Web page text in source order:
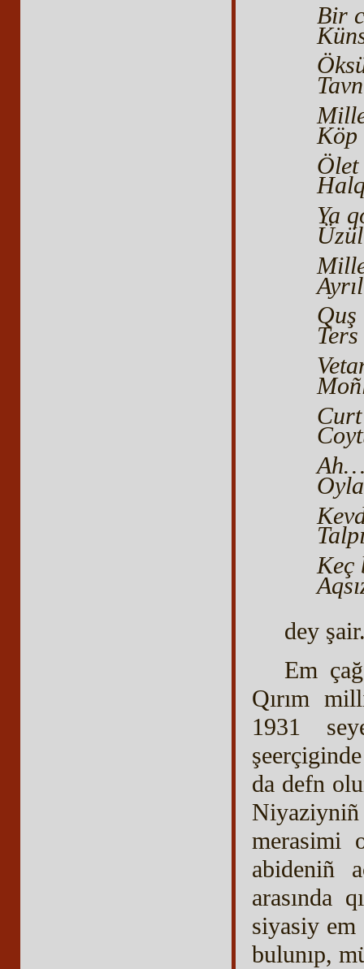
Bir
Köp
Ölet
Ya
Quş
Ah…
Keç
dey
Em
Qırım
1931
da defn
Niyaziyniñ
merasimi
abideniñ
arasında
siyasiy em
bulunıp,